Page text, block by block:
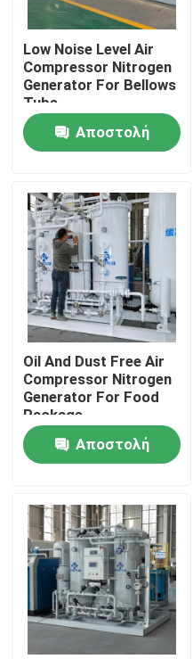
Σπίτι
Προϊόντα
Σχετικά με εμάς
Επισκεψή εργοστασίου
Έλεγχος ποιότητας
Επικοινωνήστε μαζί μας
Ζητήστε μια προσφορά
Παραγωγοί αζώτου PSA
Γεννήτρια αζώτου
Low Noise Level Air
Compressor Nitrogen
Generator For Bellows
Tube
Αποστολή
Oil And Dust Free Air
Compressor Nitrogen
Generator For Food
Package
Αποστολή